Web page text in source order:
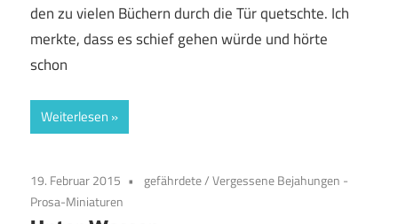
den zu vielen Büchern durch die Tür quetschte. Ich
merkte, dass es schief gehen würde und hörte
schon
Weiterlesen
19. Februar 2015 gefährdete/Vergessene Bejahungen -
Prosa-Miniaturen